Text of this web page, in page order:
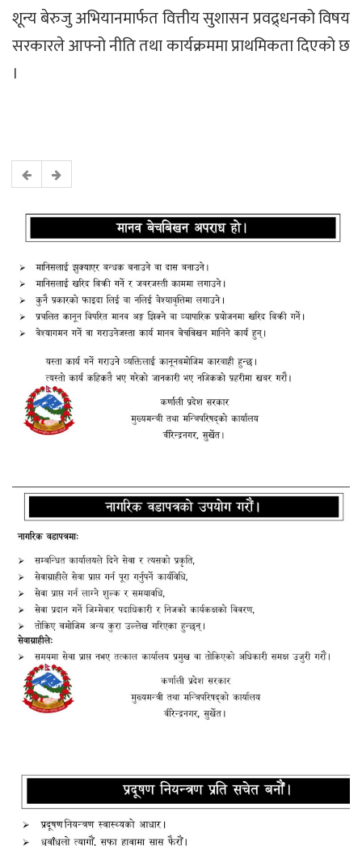
शून्य बेरुजु अभियानमार्फत वित्तीय सुशासन प्रवद्र्धनको विषय
सरकारले आफ्नो नीति तथा कार्यक्रममा प्राथमिकता दिएको छ
।